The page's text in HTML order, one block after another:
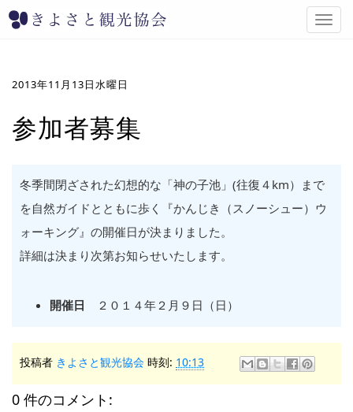
T
o
g
t
2013年11月13日水曜日
参加者募集
冬季間閉ざされた幻想的な「神の子池」(往復４km）まで
を自然ガイドとともに歩く『かんじき（スノーシュー）ウ
ォーキング』の開催日が決まりました。
詳細は決まり次第お知らせいたします。
開催日 ２０１４年２月９日（日）
投稿者 きよさと観光協会 時刻: 10:13
0 件のコメント: